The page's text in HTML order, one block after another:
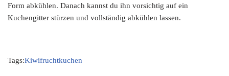
Form abkühlen. Danach kannst du ihn vorsichtig auf ein
Kuchengitter stürzen und vollständig abkühlen lassen.
Tags:Kiwifruchtkuchen